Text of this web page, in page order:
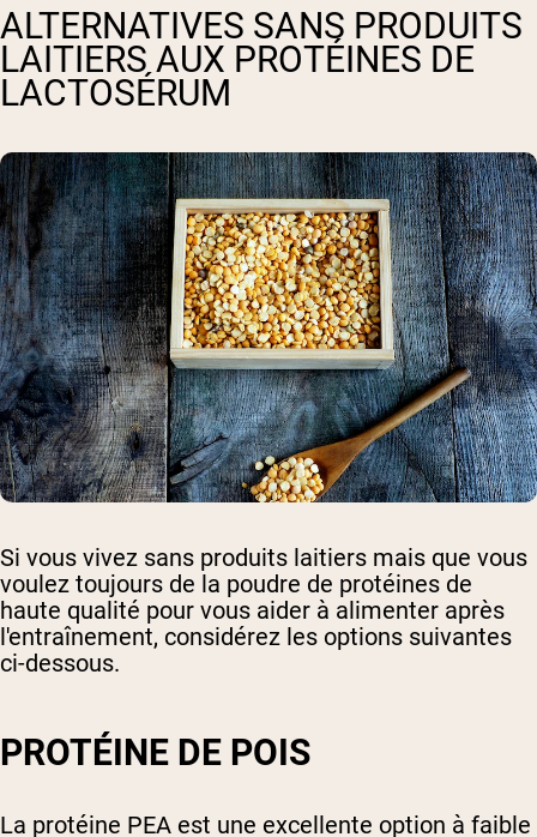
ALTERNATIVES SANS PRODUITS
LAITIERS AUX PROTÉINES DE
LACTOSÉRUM
Si vous vivez sans produits laitiers mais que vous
voulez toujours de la poudre de protéines de
haute qualité pour vous aider à alimenter après
l'entraînement, considérez les options suivantes
ci-dessous.
PROTÉINE DE POIS
La protéine PEA est une excellente option à faible